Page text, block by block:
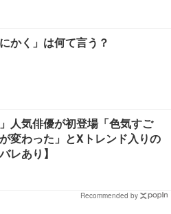
かく」は何て言う？
」人気俳優が初登場「色気すご
変わった」とXトレンド入りの
レあり】
Recommended by